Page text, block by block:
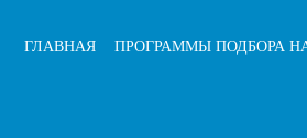
ГЛАВНАЯ ПРОГРАММЫ ПОДБОРА